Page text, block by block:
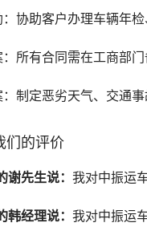
协助客户办理车辆年检
所有合同需在工商部门
制定恶劣天气、交通
们的评价
先生说： 我对中振运
经理说： 我对中振运